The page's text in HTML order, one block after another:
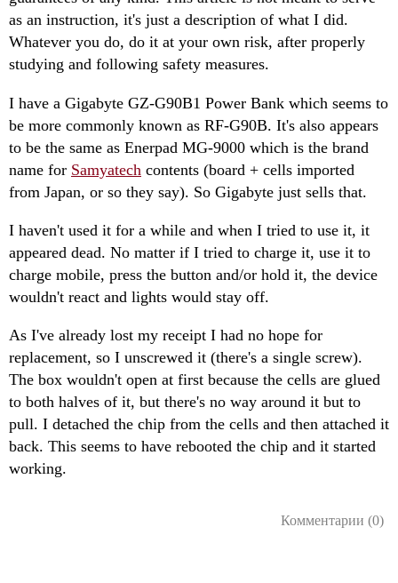
as an instruction, it's just a description of what I did.
Whatever you do, do it at your own risk, after properly
studying and following safety measures.
I have a Gigabyte GZ-G90B1 Power Bank which seems to
be more commonly known as RF-G90B. It's also appears
to be the same as Enerpad MG-9000 which is the brand
name for Samyatech contents (board + cells imported
from Japan, or so they say). So Gigabyte just sells that.
I haven't used it for a while and when I tried to use it, it
appeared dead. No matter if I tried to charge it, use it to
charge mobile, press the button and/or hold it, the device
wouldn't react and lights would stay off.
As I've already lost my receipt I had no hope for
replacement, so I unscrewed it (there's a single screw).
The box wouldn't open at first because the cells are glued
to both halves of it, but there's no way around it but to
pull. I detached the chip from the cells and then attached it
back. This seems to have rebooted the chip and it started
working.
Комментарии (0)